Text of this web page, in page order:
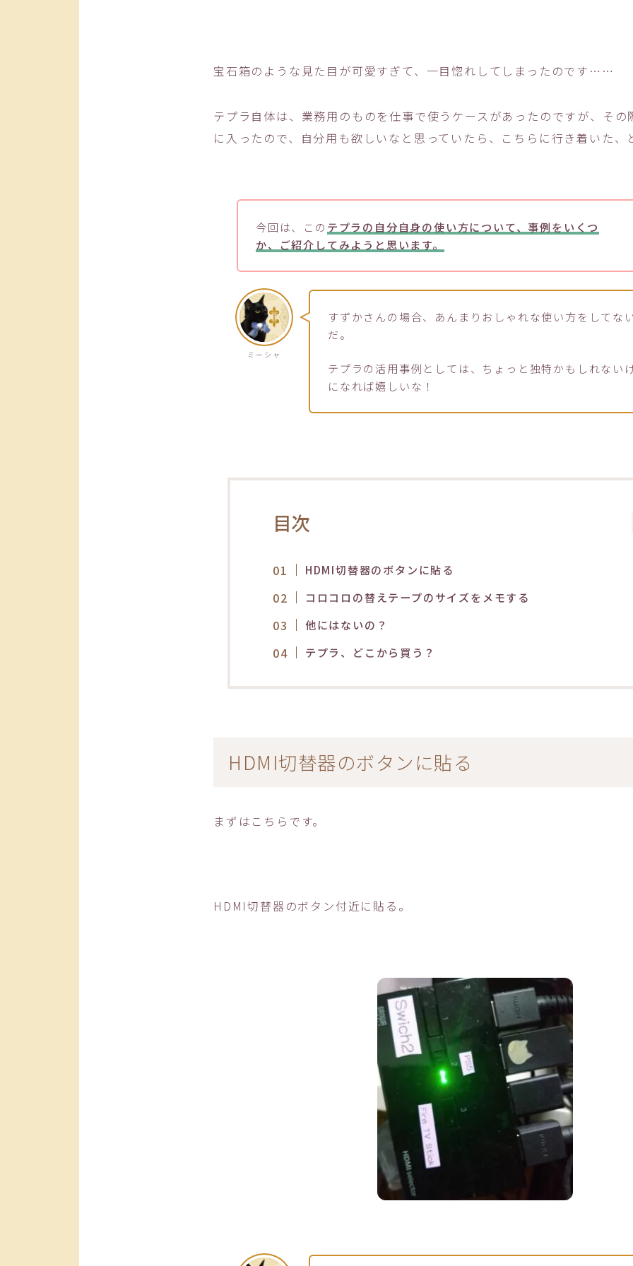
宝石箱のような見た目が可愛すぎて、一目惚れしてしまったのです……
テプラ自体は、業務用のものを仕事で使うケースがあったのですが、そ
に入ったので、自分用も欲しいなと思っていたら、こちらに行き着いた、
今回は、この テプラの自分自身の使い方について、事例をいくつ
か、ご紹介してみようと思います。
ミーシャ
すずかさんの場合、あんまりおしゃれな使い方をしてな
だ。
テプラの活用事例としては、ちょっと独特かもしれない
になれば嬉しいな！
目次
HDMI切替器のボタンに貼る
コロコロの替えテープのサイズをメモする
他にはないの？
テプラ、どこから買う？
HDMI切替器のボタンに貼る
まずはこちらです。
HDMI切替器のボタン付近に貼る。